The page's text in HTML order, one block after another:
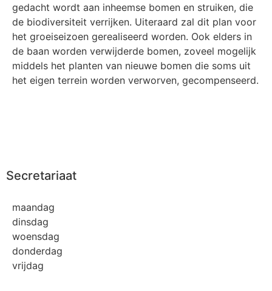
gedacht wordt aan inheemse bomen en struiken, die
de biodiversiteit verrijken. Uiteraard zal dit plan voor
het groeiseizoen gerealiseerd worden. Ook elders in
de baan worden verwijderde bomen, zoveel mogelijk
middels het planten van nieuwe bomen die soms uit
het eigen terrein worden verworven, gecompenseerd.
Secretariaat
maandag
dinsdag
woensdag
donderdag
vrijdag